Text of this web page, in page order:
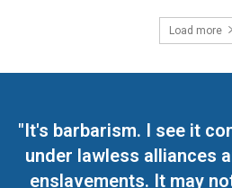
Load more
"It's barbarism. I see it
under lawless alliances
enslavements. It may